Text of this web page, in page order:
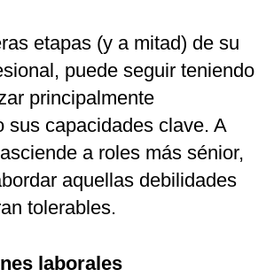
etapas (y a mitad) de su
puede seguir teniendo
principalmente
sus capacidades clave. A
a roles más sénior,
aquellas debilidades
tolerables.
laborales